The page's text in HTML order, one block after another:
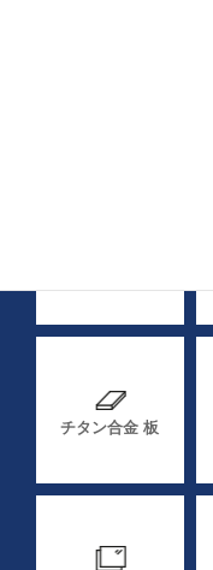
チタン合金 板